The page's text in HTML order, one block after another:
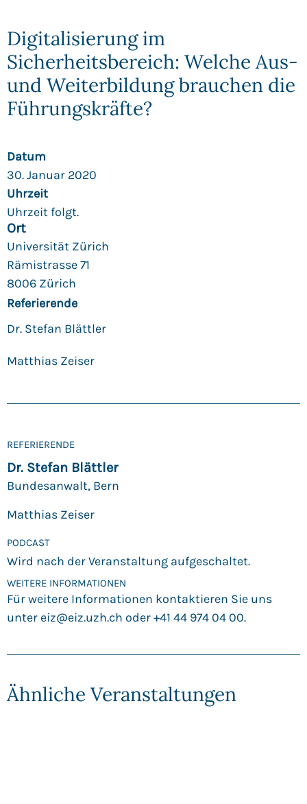
Datum
30. Januar 2020
Uhrzeit
Uhrzeit folgt.
Ort
Universität Zürich
Rämistrasse 71
8006 Zürich
Referierende
Dr. Stefan Blättler
Matthias Zeiser
Digitalisierung im
Sicherheitsbereich: Welche Aus-
und Weiterbildung brauchen die
Führungskräfte?
REFERIERENDE
Dr. Stefan Blättler
Bundesanwalt, Bern
Matthias Zeiser
PODCAST
Wird nach der Veranstaltung aufgeschaltet.
WEITERE INFORMATIONEN
Für weitere Informationen kontaktieren Sie uns
unter eiz@eiz.uzh.ch oder +41 44 974 04 00.
Ähnliche Veranstaltungen